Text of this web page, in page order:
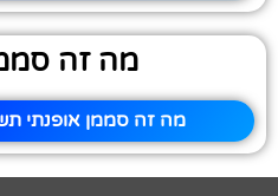
מה זה
מה זה סממן אופנתי